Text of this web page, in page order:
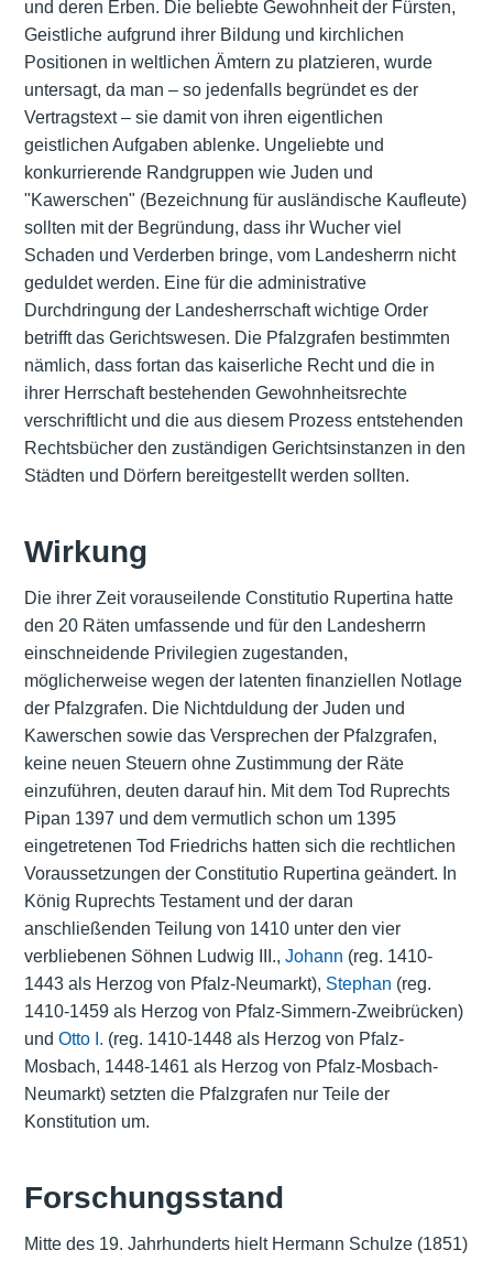
und deren Erben. Die beliebte Gewohnheit der Fürsten,
Geistliche aufgrund ihrer Bildung und kirchlichen
Positionen in weltlichen Ämtern zu platzieren, wurde
untersagt, da man – so jedenfalls begründet es der
Vertragstext – sie damit von ihren eigentlichen
geistlichen Aufgaben ablenke. Ungeliebte und
konkurrierende Randgruppen wie Juden und
"Kawerschen" (Bezeichnung für ausländische Kaufleute)
sollten mit der Begründung, dass ihr Wucher viel
Schaden und Verderben bringe, vom Landesherrn nicht
geduldet werden. Eine für die administrative
Durchdringung der Landesherrschaft wichtige Order
betrifft das Gerichtswesen. Die Pfalzgrafen bestimmten
nämlich, dass fortan das kaiserliche Recht und die in
ihrer Herrschaft bestehenden Gewohnheitsrechte
verschriftlicht und die aus diesem Prozess entstehenden
Rechtsbücher den zuständigen Gerichtsinstanzen in den
Städten und Dörfern bereitgestellt werden sollten.
Wirkung
Die ihrer Zeit vorauseilende Constitutio Rupertina hatte
den 20 Räten umfassende und für den Landesherrn
einschneidende Privilegien zugestanden,
möglicherweise wegen der latenten finanziellen Notlage
der Pfalzgrafen. Die Nichtduldung der Juden und
Kawerschen sowie das Versprechen der Pfalzgrafen,
keine neuen Steuern ohne Zustimmung der Räte
einzuführen, deuten darauf hin. Mit dem Tod Ruprechts
Pipan 1397 und dem vermutlich schon um 1395
eingetretenen Tod Friedrichs hatten sich die rechtlichen
Voraussetzungen der Constitutio Rupertina geändert. In
König Ruprechts Testament und der daran
anschließenden Teilung von 1410 unter den vier
verbliebenen Söhnen Ludwig III., Johann (reg. 1410-
1443 als Herzog von Pfalz-Neumarkt), Stephan (reg.
1410-1459 als Herzog von Pfalz-Simmern-Zweibrücken)
und Otto I. (reg. 1410-1448 als Herzog von Pfalz-
Mosbach, 1448-1461 als Herzog von Pfalz-Mosbach-
Neumarkt) setzten die Pfalzgrafen nur Teile der
Konstitution um.
Forschungsstand
Mitte des 19. Jahrhunderts hielt Hermann Schulze (1851)